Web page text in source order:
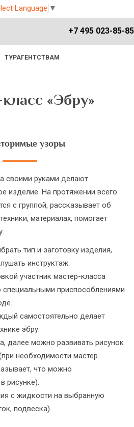
Language ▼
+7 495 023-85-85
ТУРАГЕНТСТВАМ
«Эбру»
узоры
своими руками делают
изделие. На протяжении всего
с группой, рассказывает об
материалах, помогает
тип и заготовку изделия,
инструктаж.
участник мастер-класса
специальными приспособлениями
самостоятельно делает
эбру.
далее можно развивать рисунок
необходимости мастер
что можно
рисунке).
с жидкости на выбранную
подвеска).